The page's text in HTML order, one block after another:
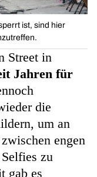
ist, sind hier
Street in
Jahren für
die
um an
engen
zu
gab es